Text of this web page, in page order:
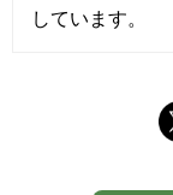
しています。